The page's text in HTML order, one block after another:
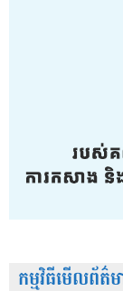
កម្មវិធីមើលព័ត៌